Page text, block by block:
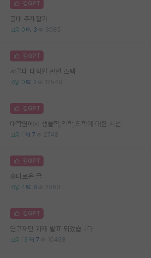
김GPT
공대 주제잡기
0 3 3085
김GPT
서울대 대학원 관련 스펙
0 2 12548
김GPT
대학원에서 생물학,약학,의학에 대한 시선
1 7 2748
김GPT
흥미로운 글
4 8 2060
김GPT
연구재단 과제 발표 되었습니다
13 7 10468